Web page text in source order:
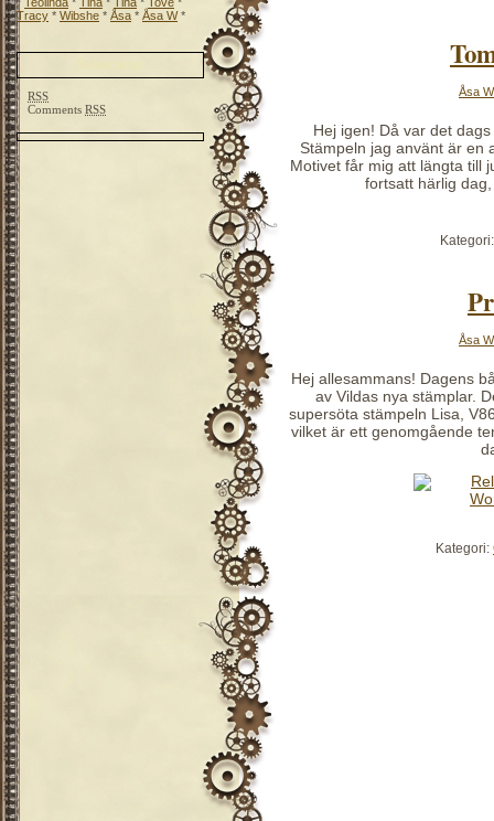
Tracy * Wibshe * Åsa * Åsa W*
RSS
Comments RSS
Åsa
Hej igen! Då var det
Stämpeln jag använt är en
Motivet får mig att längta till
fortsatt härlig
Åsa
Hej allesammans! Dagens
av Vildas nya stämplar.
supersöta stämpeln Lisa,
vilket är ett genomgående
Kategori: